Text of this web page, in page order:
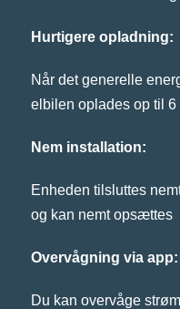
Hurtigere opladning:
Når det generelle
elbilen oplades op til 6
Nem installation:
Enheden tilsluttes
og kan nemt opsættes
Overvågning via app:
Du kan overvåge